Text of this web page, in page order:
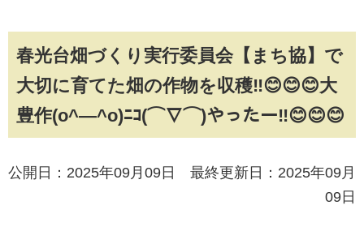
春光台畑づくり実行委員会【まち協】で
大切に育てた畑の作物を収穫‼😊😊😊大
豊作(o^―^o)ﾆｺ(⌒∇⌒)やったー‼😊😊😊
公開日：2025年09月09日 最終更新日：2025年09月
09日